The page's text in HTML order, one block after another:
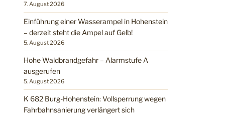
7. August 2026
Einführung einer Wasserampel in Hohenstein
– derzeit steht die Ampel auf Gelb!
5. August 2026
Hohe Waldbrandgefahr – Alarmstufe A
ausgerufen
5. August 2026
K 682 Burg-Hohenstein: Vollsperrung wegen
Fahrbahnsanierung verlängert sich